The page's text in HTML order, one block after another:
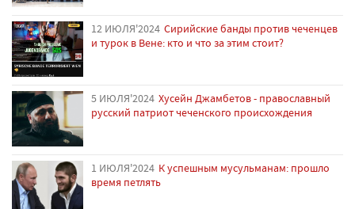
12 ИЮЛЯ'2024 Сирийские банды против чеченцев
и турок в Вене: кто и что за этим стоит?
5 ИЮЛЯ'2024 Хусейн Джамбетов - православный
русский патриот чеченского происхождения
1 ИЮЛЯ'2024 К успешным мусульманам: прошло
время петлять